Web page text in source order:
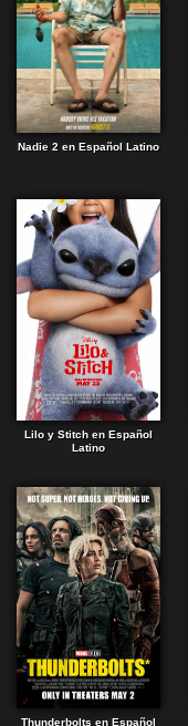
Nadie 2 en Español Latino
Lilo y Stitch en Español
Latino
Thunderbolts en Español